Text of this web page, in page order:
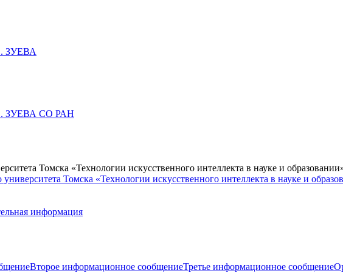
ЗУЕВА
ЗУЕВА СО РАН
Томска «Технологии искусственного интеллекта в науке и
Томска «Технологии искусственного интеллекта в науке и
информация
Второе информационное сообщениеТретье информационное сообщение